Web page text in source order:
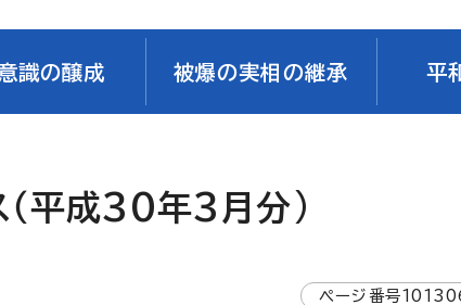
識の醸成 被爆の実相の継承 平
（平成30年3月分)
ページ番号